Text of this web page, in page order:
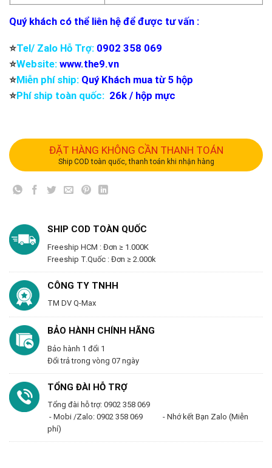
Quý khách có thể liên hệ để được tư vấn :
⭐️Tel/ Zalo Hỗ Trợ: 0902 358 069
⭐️Website: www.the9.vn
⭐️Miễn phí ship: Quý Khách mua từ 5 hộp
⭐️Phí ship toàn quốc: 26k / hộp mực
ĐẶT HÀNG KHÔNG CẦN THANH TOÁN
Ship COD toàn quốc, thanh toán khi nhận hàng
SHIP COD TOÀN QUỐC
Freeship HCM : Đơn ≥ 1.000K
Freeship T.Quốc : Đơn ≥ 2.000k
CÔNG TY TNHH
TM DV Q-Max
BẢO HÀNH CHÍNH HÃNG
Bảo hành 1 đổi 1
Đổi trả trong vòng 07 ngày
TỔNG ĐÀI HỖ TRỢ
Tổng đài hỗ trợ: 0902 358 069
- Mobi /Zalo: 0902 358 069 - Nhớ kết Bạn Zalo (Miễn
phí)